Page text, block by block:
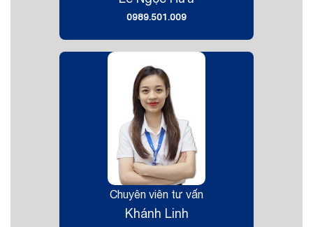
0989.501.009
Chuyên viên tư vấn
Khánh Linh